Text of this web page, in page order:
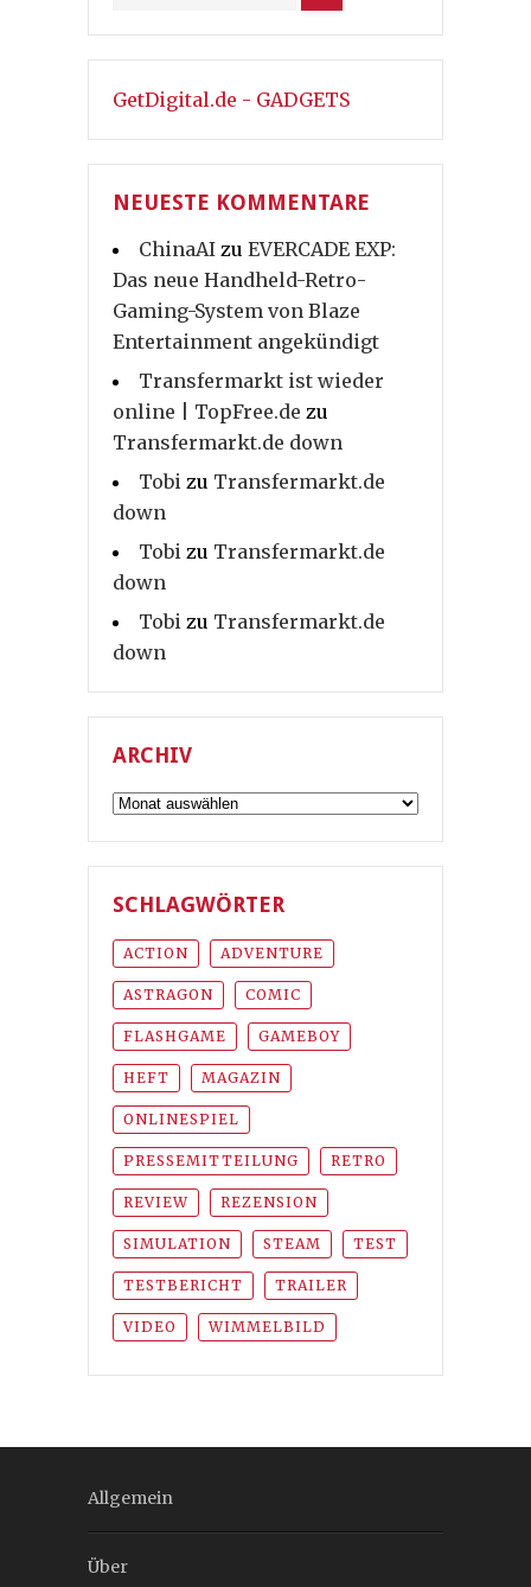
GetDigital.de - GADGETS
NEUESTE KOMMENTARE
ChinaAI zu EVERCADE EXP:
Das neue Handheld-Retro-
Gaming-System von Blaze
Entertainment angekündigt
Transfermarkt ist wieder
online | TopFree.de zu
Transfermarkt.de down
Tobi zu Transfermarkt.de
down
Tobi zu Transfermarkt.de
down
Tobi zu Transfermarkt.de
down
ARCHIV
Archiv
SCHLAGWÖRTER
ACTION ADVENTURE
ASTRAGON COMIC
FLASHGAME GAMEBOY
HEFT MAGAZIN
ONLINESPIEL
PRESSEMITTEILUNG RETRO
REVIEW REZENSION
SIMULATION STEAM TEST
TESTBERICHT TRAILER
VIDEO WIMMELBILD
Allgemein
Über